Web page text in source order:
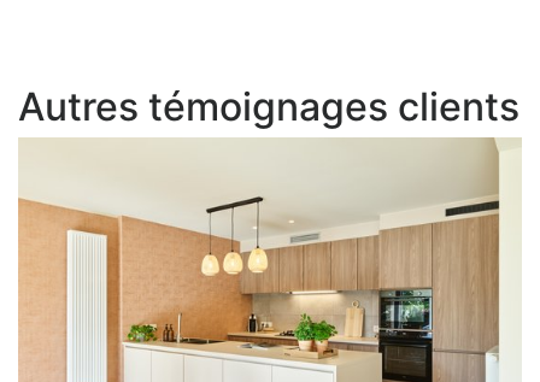
Autres témoignages clients